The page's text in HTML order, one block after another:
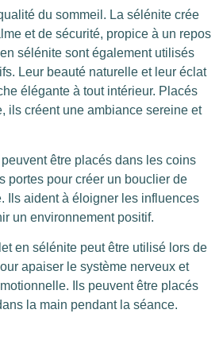
du sommeil. La sélénite crée
et de sécurité, propice à un repos
sélénite sont également utilisés
Leur beauté naturelle et leur éclat
élégante à tout intérieur. Placés
ils créent une ambiance sereine et
être placés dans les coins
portes pour créer un bouclier de
Ils aident à éloigner les influences
un environnement positif.
en sélénite peut être utilisé lors de
apaiser le système nerveux et
Ils peuvent être placés
la main pendant la séance.